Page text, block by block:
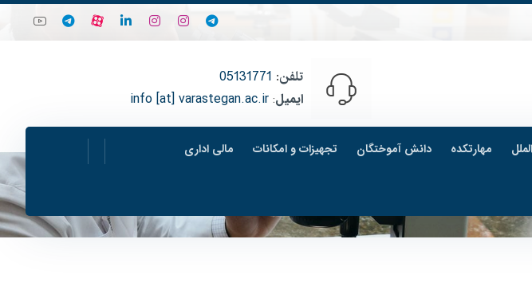
تلفن:
05131771
ایمیل:
info [at] varastegan.ac.ir
مهارتکده دانش آموختگان تجهیزات و امکانات مالی اداری